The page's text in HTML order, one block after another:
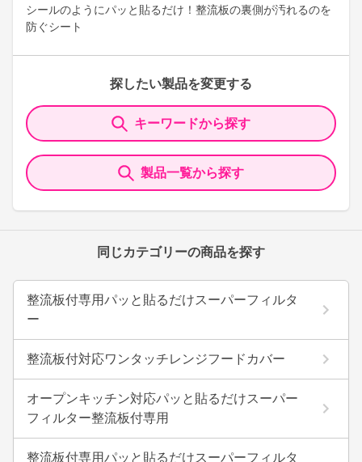
シールのようにパッと貼るだけ！整流板の裏側が汚れるのを
防ぐシート
探したい製品を変更する
キーワードから探す
製品一覧から探す
同じカテゴリーの商品を探す
整流板付専用パッと貼るだけスーパーフィルタ
ー
整流板付対応ワンタッチレンジフードカバー
オープンキッチン対応パッと貼るだけスーパー
フィルター整流板付専用
整流板付専用パッと貼るだけスーパーフィルタ